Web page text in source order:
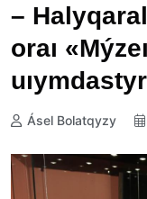
–
oraı
Ásel Bolatqyzy